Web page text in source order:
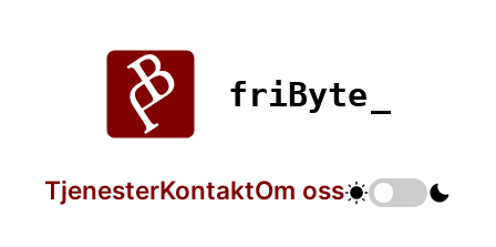
friByte
TjenesterKontaktOm oss